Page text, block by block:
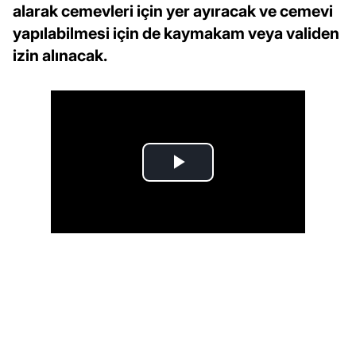
alarak cemevleri için yer ayıracak ve cemevi
yapılabilmesi için de kaymakam veya validen
izin alınacak.